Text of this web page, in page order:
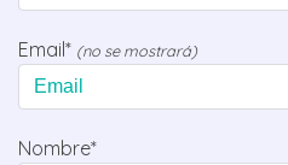
Email* (no se mostrará)
Nombre*